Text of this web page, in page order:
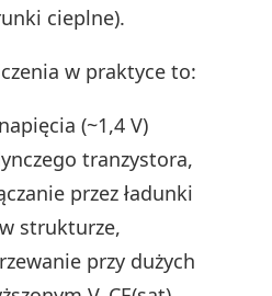
cieplne).
w praktyce to:
(~1,4 V)
tranzystora,
przez ładunki
strukturze,
przy dużych